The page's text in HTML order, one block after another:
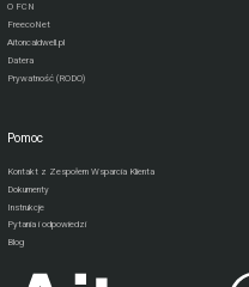
O FCN
FreecoNet
Aitoncaldwell.pl
Datera
Prywatność (RODO)
Pomoc
Kontakt z Zespołem Wsparcia Klienta
Dokumenty
Instrukcje
Pytania i odpowiedzi
Blog